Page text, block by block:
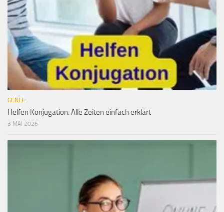
GENEL
Helfen Konjugation: Alle Zeiten einfach erklärt
3 MAI 2026